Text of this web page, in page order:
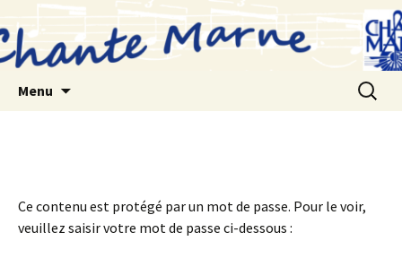
au
contenu
Menu
Ce contenu est protégé par un mot de passe. Pour le voir,
veuillez saisir votre mot de passe ci-dessous :